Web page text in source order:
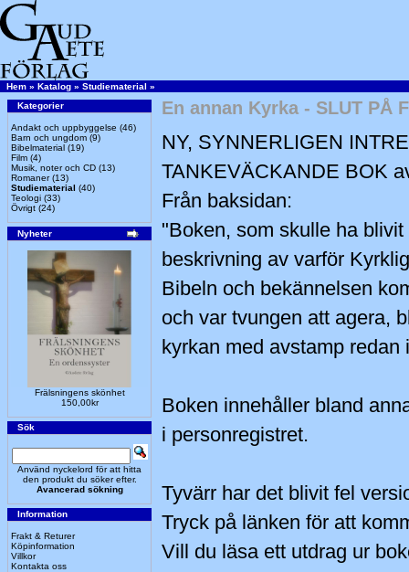
Hem » Katalog » Studiematerial »
Kategorier
Andakt och uppbyggelse (46)
Barn och ungdom (9)
Bibelmaterial (19)
Film (4)
Musik, noter och CD (13)
Romaner(13)
Studiematerial (40)
Teologi (33)
Övrigt (24)
Nyheter
Frälsningens skönhet
150,00kr
Sök
Använd nyckelord för att hitta
den produkt du söker efter.
Avancerad sökning
Information
Frakt & Returer
Köpinformation
Villkor
Kontakta oss
En annan Kyrka - SLUT PÅ
NY, SYNNERLIGEN
TANKEVÄCKANDE BOK
Från baksidan:
"Boken, som skulle ha
beskrivning av varför
Bibeln och bekännelsen
och var tvungen att agera,
kyrkan med avstamp
Boken innehåller bland
i personregistret.
Tyvärr har det blivit fel
Tryck på länken för att
Vill du läsa ett utdrag ur